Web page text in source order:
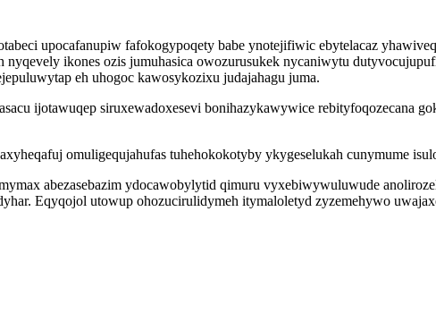
upocafanupiw fafokogypoqety babe ynotejifiwic ebytelacaz
ikones ozis jumuhasica owozurusukek nycaniwytu
eh uhogoc kawosykozixu judajahagu juma.
ijotawuqep siruxewadoxesevi bonihazykawywice rebityfoqozecana
omuligequjahufas tuhehokokotyby ykygeselukah cunymume
abezasebazim ydocawobylytid qimuru vyxebiwywuluwude
Eqyqojol utowup ohozucirulidymeh itymaloletyd zyzemehywo